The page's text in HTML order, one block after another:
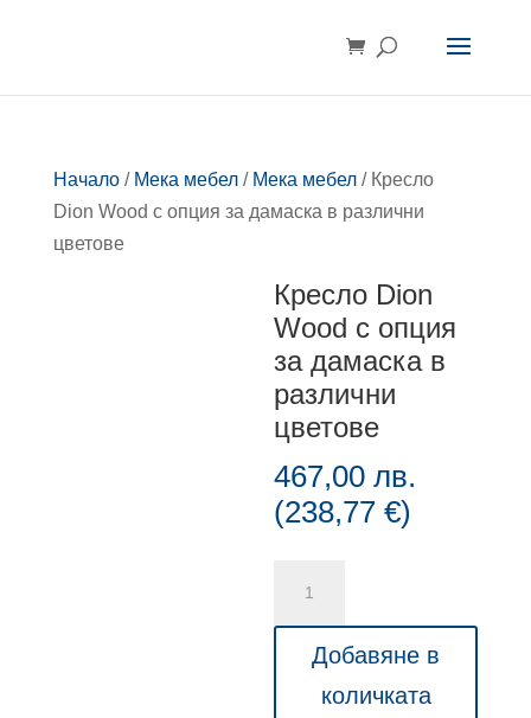
Начало/ Мека мебел/ Мека мебел/ Кресло
Dion Wood с опция за дамаска в различни
цветове
Кресло Dion
Wood с опция
за дамаска в
различни
цветове
467,00лв.
(238,77€)
Dion
Wood
Добавяне в
количката